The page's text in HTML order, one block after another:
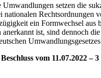
Umwandlungen setzen die
Rechtsordnungen
ein Formwechsel aus
ist, sind dennoch die
vom 11.07.2022 – 3